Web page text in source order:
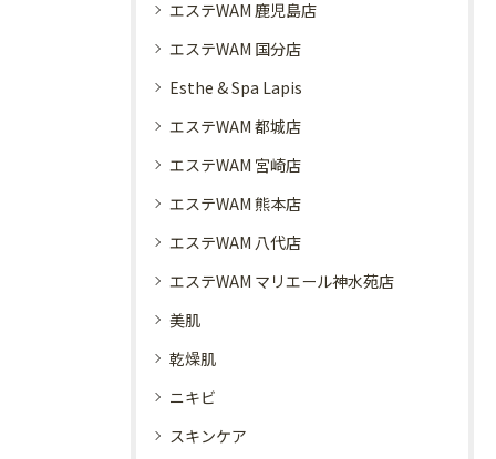
エステWAM 鹿児島店
エステWAM 国分店
Esthe & Spa Lapis
エステWAM 都城店
エステWAM 宮崎店
エステWAM 熊本店
エステWAM 八代店
エステWAM マリエール神水苑店
美肌
乾燥肌
ニキビ
スキンケア